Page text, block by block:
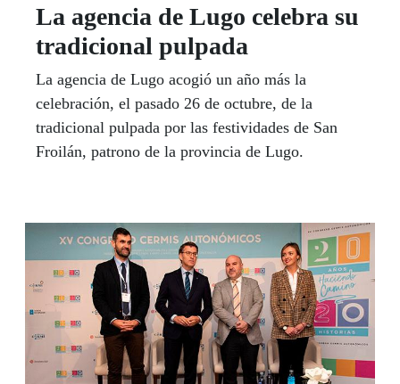
La agencia de Lugo celebra su
tradicional pulpada
La agencia de Lugo acogió un año más la
celebración, el pasado 26 de octubre, de la
tradicional pulpada por las festividades de San
Froilán, patrono de la provincia de Lugo.